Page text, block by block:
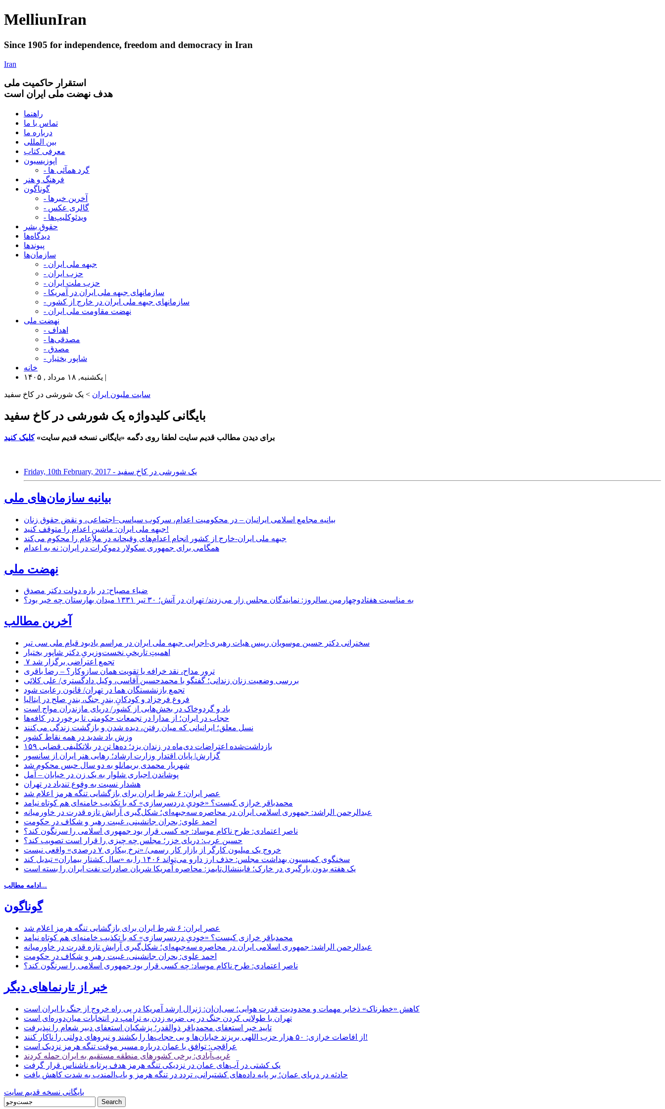
MelliunIran
Since 1905 for independence, freedom and democracy in Iran
Iran
استقرار حاکميت ملی
هدف نهضت ملی ایران است
راهنما
تماس با ما
درباره ما
بین المللی
معرفی کتاب
اپوزیسیون
- گرد همآئی ها
فرهنگ و هنر
گوناگون
- آخرین خبرها
- گالری عکس
- ویدئوکلیپ‌ها
حقوق بشر
دیدگاه‌ها
پیوندها
سازمان‌ها
- جبهه ملی ایران
- حزب ایران
- حزب ملت ایران
- سازمانهای جبهه ملی ایران در آمریکا
- سازمانهای جبهه ملی ایران در خارج از کشور
- نهضت مقاومت ملی ایران
نهضت ملی
- اهداف
- مصدقی‌ها
- مصدق
- شاپور بختیار
خانه
یکشنبه, ۱۸ مرداد , ۱۴۰۵ |
سایت ملیون ایران > یک شورشی در کاخ سفید
بایگانی کلیدواژه یک شورشی در کاخ سفید
برای دیدن مطالب قدیم سایت لطفا روی دگمه «بایگانی نسخه قدیم سایت»کلیک کنید
Friday, 10th February, 2017 - یک شورشی در کاخ سفید
بیانیه سازمان‌های ملی
بیانیه مجامع اسلامی ایرانیان – در محکومیت اعدام، سرکوب سیاسی–اجتماعی، و نقض حقوق زنان
جبهه ملی ایران: ماشین اعدام را متوقف کنید!
جبهه ملی ایران-خارج از کشور انجام اعدام‌های وقیحانه در ملأِعام را محکوم می‌کند
همگامی برای جمهوری سکولار دموکرات در ایران: نه به اعدام
نهضت ملی
ضیاء مصباح: در باره دولت دکتر مصدق
به مناسبت هفتادوچهارمین سالروز: نمایندگان مجلس زار می‌زدند/ تهران در آتش؛ ۳۰ تیر ۱۳۳۱ میدان بهارستان چه خبر بود؟
آخرین مطالب
سخنرانی دکتر حسین موسویان رییس هیات رهبری-اجرایی جبهه ملی ایران در مراسم یادبود قیام ملی سی تیر
اهمیتِ تاریخیِ نخست‌وزیریِ دکتر شاپور بختیار
۷ تجمع اعتراضی برگزار شد
ترور مداح، نقد خرافه یا تقویت همان سازوکار؟ – رضا باقری
بررسی وضعیت زنان زندانی؛ گفتگو با محمدحسین آقاسی، وکیل دادگستری/ علی کلائی
تجمع بازنشستگان هما در تهران/ قانون رعایت شود
فروغ فرخزاد و کودکانِ بندرِ جنگ، بندرِ صلح در ایتالیا
باد و گردوخاک در بخش‌هایی از کشور/ دریای مازندران مواج است
حجاب در ایران؛ از مدارا در تجمعات حکومتی تا برخورد در کافه‌ها
نسل معلق؛ ایرانیانی که میان رفتن، دیده شدن و بازگشت زندگی می‌کنند
وزش باد شدید در همه نقاط کشور
۱۵۹ بازداشت‌شده اعتراضات دی‌ماه در زندان یزد؛ ده‌ها تن در بلاتکلیفی قضایی
گزارش| پایان اقتدار وزارت ارشاد؛ رهایی هنر ایران از سانسور
شهریار محمدی بریمانلو به دو سال حبس محکوم شد
پوشاندن اجباری شلوار به یک زن در خیابان – آمل
هشدار نسبت به وفوع تندباد در تهران
عصر ایران: ۶ شرط ایران برای بازگشایی تنگه هرمز اعلام شد
محمدباقر خرازی کیست؟ «خودیِ دردسرسازی» که با تکذیب خامنه‌ای هم کوتاه نیامد
عبدالرحمن الراشد: جمهوری اسلامی ایران در محاصره سه‌جبهه‌ای؛ شکل‌گیری آرایش تازه قدرت در خاورمیانه
احمد علوی: بحران جانشینی، غیبت رهبر و شکاف در حکومت
ناصر اعتمادی: طرح ناکام موساد: چه کسی قرار بود جمهوری اسلامی را سرنگون کند؟
حسین عرب: دریای خزر؛ مجلس چه چیزی را قرار است تصویب کند؟
خروج یک میلیون کارگر از بازار کار رسمی/ «نرخ بیکاری ۷ درصدی» واقعی نیست
سخنگوی کمیسیون بهداشت مجلس: حذف ارز دارو می‌تواند ۱۴۰۶ را به «سال کشتار بیماران» تبدیل کند
یک هفته بدون بارگیری در خارک؛ فایننشال‌تایمز: محاصره آمریکا شریان صادرات نفت ایران را بسته است
ادامه مطالب...
گوناگون
عصر ایران: ۶ شرط ایران برای بازگشایی تنگه هرمز اعلام شد
محمدباقر خرازی کیست؟ «خودیِ دردسرسازی» که با تکذیب خامنه‌ای هم کوتاه نیامد
عبدالرحمن الراشد: جمهوری اسلامی ایران در محاصره سه‌جبهه‌ای؛ شکل‌گیری آرایش تازه قدرت در خاورمیانه
احمد علوی: بحران جانشینی، غیبت رهبر و شکاف در حکومت
ناصر اعتمادی: طرح ناکام موساد: چه کسی قرار بود جمهوری اسلامی را سرنگون کند؟
خبر از تارنماهای دیگر
کاهش «خطرناک» ذخایر مهمات و محدودیت قدرت هوایی؛ سی‌ان‌ان: ژنرال ارشد آمریکا در پی راه خروج از جنگ با ایران است
تهران با طولانی کردن جنگ در پی ضربه زدن به ترامپ در انتخابات میان‌دوره‌ای است
تایید خبر استعفای محمدباقر ذوالقدر؛ پزشکیان استعفای دبیر شعام را نپذیرفت
از افاضات خرازی: ۵۰ هزار حزب اللهی بریزند خیابان‌ها و بی حجاب‌ها را بکشند و نیرو‌های دولتی را ناکار کنند!
عراقچی: توافق با عمان درباره مسیر موقت تنگه هرمز نزدیک است
غریب‌آبادی: برخی کشورهای منطقه مستقیم به ایران حمله کردند
یک کشتی در آب‌های عمان در نزدیکی تنگه هرمز هدف پرتابه ناشناس قرار گرفت
حادثه در دریای عمان؛ بر پایه داده‌های کشتیرانی، تردد در تنگه هرمز و باب‌المندب به شدت کاهش یافت
بایگانی نسخه قدیم سایت